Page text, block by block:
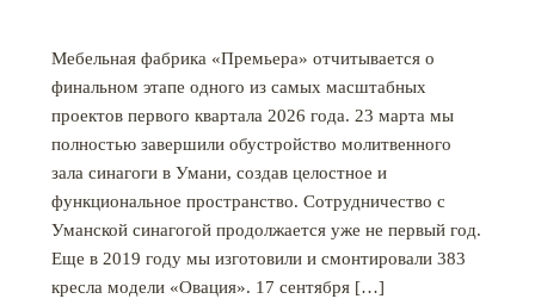
Мебельная фабрика «Премьера» отчитывается о
финальном этапе одного из самых масштабных
проектов первого квартала 2026 года. 23 марта мы
полностью завершили обустройство молитвенного
зала синагоги в Умани, создав целостное и
функциональное пространство. Сотрудничество с
Уманской синагогой продолжается уже не первый год.
Еще в 2019 году мы изготовили и смонтировали 383
кресла модели «Овация». 17 сентября […]